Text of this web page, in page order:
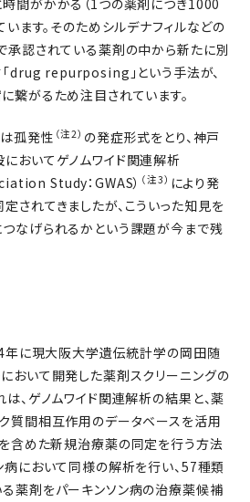
間がかかる（1つの薬剤につき1000
ます。そのためシルデナフィルなどの
承認されている薬剤の中から新たに別
drug repurposing」という手法が、
繋がるため注目されています。
孤発性 （注2） の発症形式をとり、神戸
おいてゲノムワイド関連解析
Study：GWAS） （注3） により発
されてきましたが、こういった知見を
なげられるかという課題が今まで残
年に現大阪大学遺伝統計学の岡田随
おいて開発した薬剤スクリーニングの
、ゲノムワイド関連解析の結果と、薬
質間相互作用のデータベースを活用
めた新規治療薬の同定を行う方法
病において同様の解析を行い、57種類
薬剤をパーキンソン病の治療薬候補